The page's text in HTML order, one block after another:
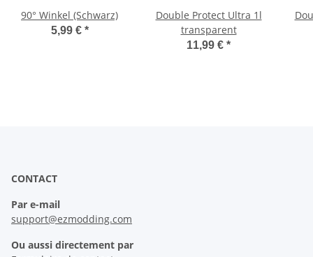
90° Winkel (Schwarz)
5,99 € *
Double Protect Ultra 1l
transparent
11,99 € *
CONTACT
Par e-mail
support@ezmodding.com
Ou aussi directement par